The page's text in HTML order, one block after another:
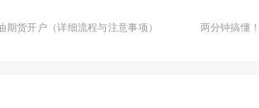
期货开户（详细流程与注意事项）
两分钟搞懂